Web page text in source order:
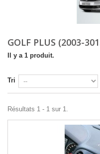
GOLF PLUS (2003-
Il y a 1 produit.
Tri
Résultats 1 - 1 sur 1.